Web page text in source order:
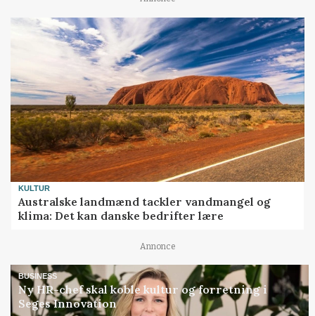
KULTUR
Australske landmænd tackler vandmangel og
klima: Det kan danske bedrifter lære
Annonce
BUSINESS
Ny HR-chef skal koble kultur og forretning i
Seges Innovation